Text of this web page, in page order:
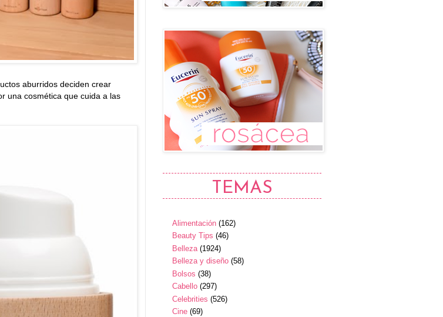
aburridos deciden crear
una cosmética que cuida a las
TEMAS
Alimentación (162)
Beauty Tips (46)
Belleza (1924)
Belleza y diseño (58)
Bolsos (38)
Cabello (297)
Celebrities (526)
Cine (69)